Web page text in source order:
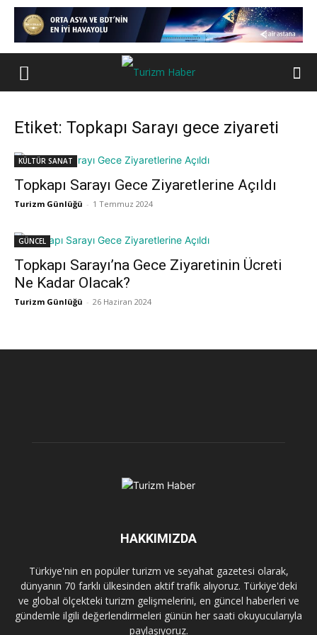
Etiket: Topkapı Sarayı gece ziyareti
KÜLTÜR SANAT
Topkapı Sarayı Gece Ziyaretlerine Açıldı
Turizm Günlüğü - 1 Temmuz 2024
GÜNCEL
Topkapı Sarayı’na Gece Ziyaretinin Ücreti
Ne Kadar Olacak?
Turizm Günlüğü - 26 Haziran 2024
HAKKIMIZDA
Türkiye'nin en popüler turizm ve seyahat gazetesi olarak,
dünyanın 70 farklı ülkesinden aktif trafik alıyoruz. Türkiye'deki
ve global ölçekteki turizm gelişmelerini, en güncel haberleri ve
gündemle ilgili değerlendirmeleri günün her saati okuyucularıyla
paylaşıyoruz.